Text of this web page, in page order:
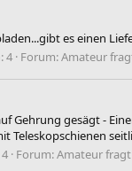
es einen
4 Forum:Amateur
Gehrung gesägt -
Teleskopschienen
Forum:Amateur fragt